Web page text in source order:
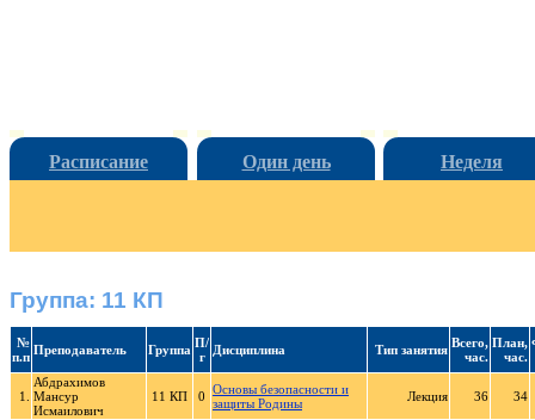
Расписание Один день Неделя
Группа: 11 КП
№
п.п Преподаватель Группа П/
г
Дисциплина Тип занятия Всего,
час.
План,
час.
1.
Абдрахимов
Мансур
Исмаилович
11 КП 0 Основы безопасности и
защиты Родины
Лекция 36 34